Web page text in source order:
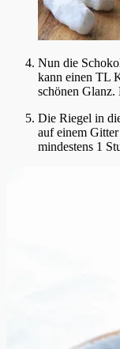
Nun die
kann einen TL
schönen Glanz.
Die Riegel in
auf einem
mindestens 1